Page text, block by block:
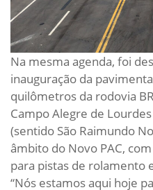
Na mesma agenda, foi
inauguração da
quilômetros da rodovia
Campo Alegre de
(sentido São Raimundo
âmbito do Novo PAC,
para pistas de rolamento
“Nós estamos aqui hoje